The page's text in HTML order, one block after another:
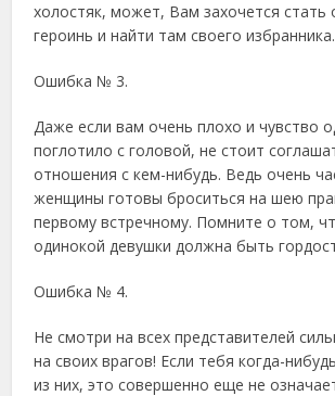
холостяк, может, Вам захочется стать
героинь и найти там своего избранника.
Ошибка № 3.
Даже если вам очень плохо и чувство
поглотило с головой, не стоит
отношения с кем-нибудь. Ведь очень
женщины готовы броситься на шею
первому встречному. Помните о том,
одинокой девушки должна быть
Ошибка № 4.
Не смотри на всех представителей
на своих врагов! Если тебя когда-
из них, это совершенно еще не